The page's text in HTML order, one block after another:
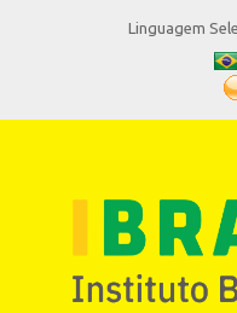
Linguagem